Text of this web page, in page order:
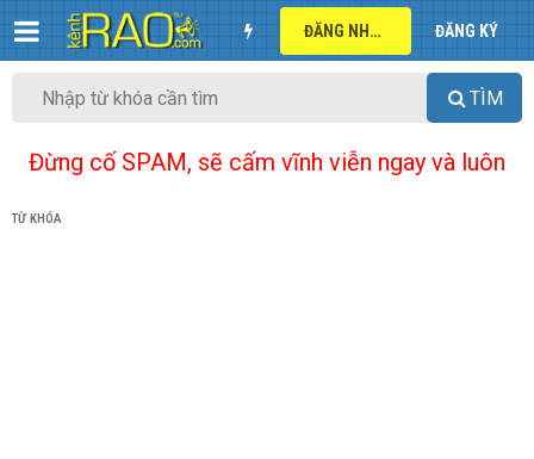
ĐĂNG NHẬP ĐĂNG KÝ
TÌM
Đừng cố SPAM, sẽ cấm vĩnh viễn ngay và luôn
TỪ KHÓA